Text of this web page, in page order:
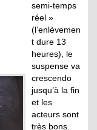
semi-temps
réel »
(l’enlèvemen
t dure 13
heures), le
suspense va
crescendo
jusqu’à la fin
et les
acteurs sont
très bons.